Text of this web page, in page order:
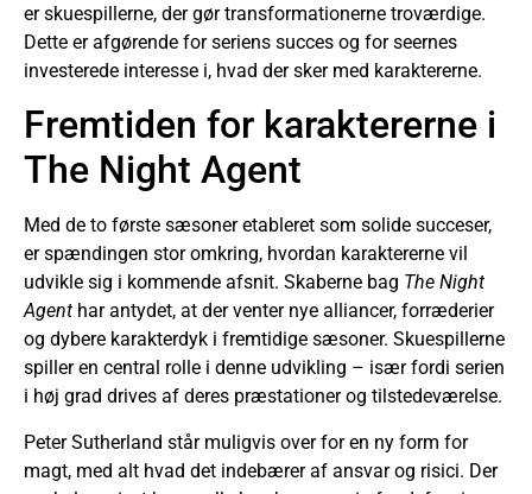
er skuespillerne, der gør transformationerne troværdige.
Dette er afgørende for seriens succes og for seernes
investerede interesse i, hvad der sker med karaktererne.
Fremtiden for karaktererne i
The Night Agent
Med de to første sæsoner etableret som solide succeser,
er spændingen stor omkring, hvordan karaktererne vil
udvikle sig i kommende afsnit. Skaberne bag The Night
Agent har antydet, at der venter nye alliancer, forræderier
og dybere karakterdyk i fremtidige sæsoner. Skuespillerne
spiller en central rolle i denne udvikling – især fordi serien
i høj grad drives af deres præstationer og tilstedeværelse.
Peter Sutherland står muligvis over for en ny form for
magt, med alt hvad det indebærer af ansvar og risici. Der